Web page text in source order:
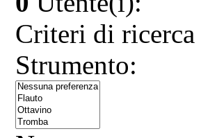
Criteri di ricerca
Strumento: